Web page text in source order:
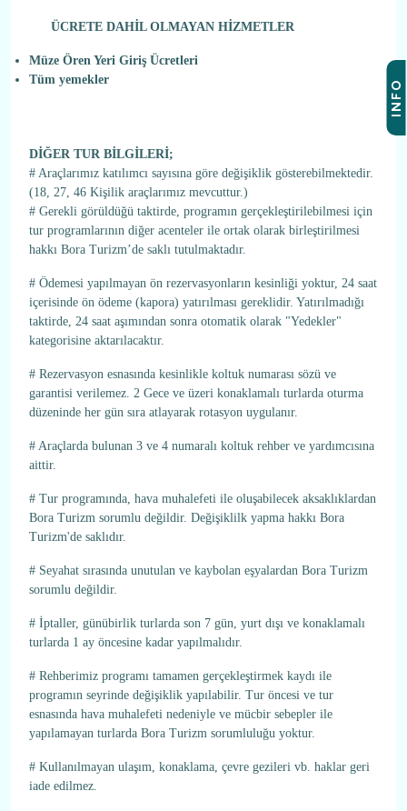
INFO
ÜCRETE DAHİL OLMAYAN HİZMETLER
Müze Ören Yeri Giriş Ücretleri
Tüm yemekler
DİĞER TUR BİLGİLERİ;
# Araçlarımız katılımcı sayısına göre değişiklik gösterebilmektedir.
(18, 27, 46 Kişilik araçlarımız mevcuttur.)
# Gerekli görüldüğü taktirde, programın gerçekleştirilebilmesi için
tur programlarının diğer acenteler ile ortak olarak birleştirilmesi
hakkı Bora Turizm’de saklı tutulmaktadır.
# Ödemesi yapılmayan ön rezervasyonların kesinliği yoktur, 24 saat
içerisinde ön ödeme (kapora) yatırılması gereklidir. Yatırılmadığı
taktirde, 24 saat aşımından sonra otomatik olarak "Yedekler"
kategorisine aktarılacaktır.
# Rezervasyon esnasında kesinlikle koltuk numarası sözü ve
garantisi verilemez. 2 Gece ve üzeri konaklamalı turlarda oturma
düzeninde her gün sıra atlayarak rotasyon uygulanır.
# Araçlarda bulunan 3 ve 4 numaralı koltuk rehber ve yardımcısına
aittir.
# Tur programında, hava muhalefeti ile oluşabilecek aksaklıklardan
Bora Turizm sorumlu değildir. Değişiklilk yapma hakkı Bora
Turizm'de saklıdır.
# Seyahat sırasında unutulan ve kaybolan eşyalardan Bora Turizm
sorumlu değildir.
# İptaller, günübirlik turlarda son 7 gün, yurt dışı ve konaklamalı
turlarda 1 ay öncesine kadar yapılmalıdır.
# Rehberimiz programı tamamen gerçekleştirmek kaydı ile
programın seyrinde değişiklik yapılabilir. Tur öncesi ve tur
esnasında hava muhalefeti nedeniyle ve mücbir sebepler ile
yapılamayan turlarda Bora Turizm sorumluluğu yoktur.
# Kullanılmayan ulaşım, konaklama, çevre gezileri vb. haklar geri
iade edilmez.